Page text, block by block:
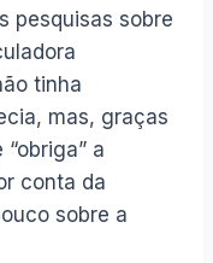
pesquisas sobre
tinha
mas, graças
a
conta da
sobre a